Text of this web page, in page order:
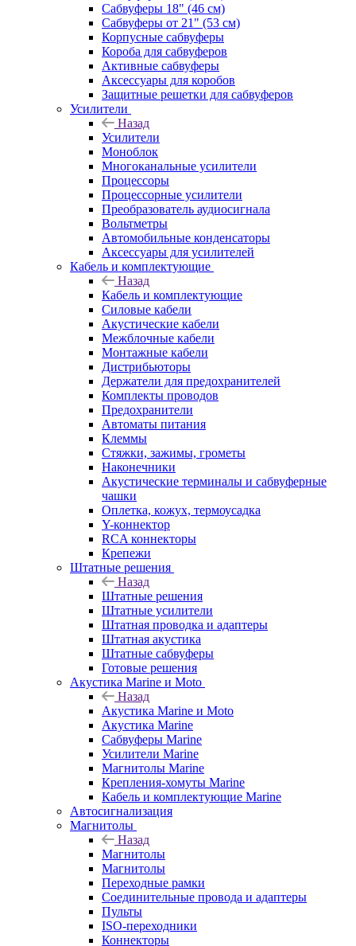
Сабвуферы 18" (46 см)
Сабвуферы от 21" (53 см)
Корпусные сабвуферы
Короба для сабвуферов
Активные сабвуферы
Аксессуары для коробов
Защитные решетки для сабвуферов
Усилители
Назад
Усилители
Моноблок
Многоканальные усилители
Процессоры
Процессорные усилители
Преобразователь аудиосигнала
Вольтметры
Автомобильные конденсаторы
Аксессуары для усилителей
Кабель и комплектующие
Назад
Кабель и комплектующие
Силовые кабели
Акустические кабели
Межблочные кабели
Монтажные кабели
Дистрибьюторы
Держатели для предохранителей
Комплекты проводов
Предохранители
Автоматы питания
Клеммы
Стяжки, зажимы, грометы
Наконечники
Акустические терминалы и сабвуферные
чашки
Оплетка, кожух, термоусадка
Y-коннектор
RCA коннекторы
Крепежи
Штатные решения
Назад
Штатные решения
Штатные усилители
Штатная проводка и адаптеры
Штатная акустика
Штатные сабвуферы
Готовые решения
Акустика Marine и Moto
Назад
Акустика Marine и Moto
Акустика Marine
Сабвуферы Marine
Усилители Marine
Магнитолы Marine
Крепления-хомуты Marine
Кабель и комплектующие Marine
Автосигнализация
Магнитолы
Назад
Магнитолы
Магнитолы
Переходные рамки
Соединительные провода и адаптеры
Пульты
ISO-переходники
Коннекторы